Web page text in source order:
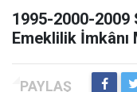
1995-2000-2009
Emeklilik